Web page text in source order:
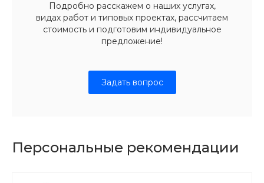
Подробно расскажем о наших услугах,
видах работ и типовых проектах, рассчитаем
стоимость и подготовим индивидуальное
предложение!
Задать вопрос
Персональные рекомендации